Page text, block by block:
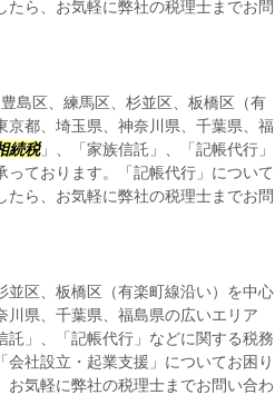
たら、お気軽に弊社の税理士までお問
島区、練馬区、杉並区、板橋区（有
京都、埼玉県、神奈川県、千葉県、福
続税」、「家族信託」、「記帳代行」
っております。「記帳代行」について
たら、お気軽に弊社の税理士までお問
並区、板橋区（有楽町線沿い）を中心
川県、千葉県、福島県の広いエリア
託」、「記帳代行」などに関する税務
会社設立・起業支援」についてお困り
お気軽に弊社の税理士までお問い合わ